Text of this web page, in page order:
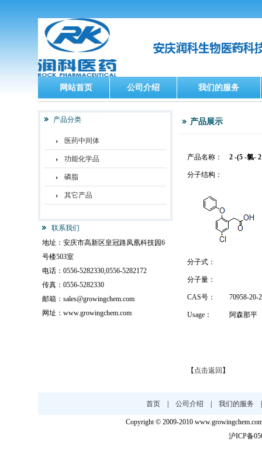
网站首页 公司介绍 我们的服务
产品分类
医药中间体
功能化学品
磷脂
其它产品
联系我们
地址：安庆市高新区皇冠路凤凰科技园6
号楼503室
电话：0556-5282330,0556-5282172
传真：0556-5282330
邮箱：sales@growingchem.com
网址：www.growingchem.com
产品展示
产品名称： 2 -(5 -氯-
分子结构：
分子式：
分子量：
CAS号： 70958-20-2
Usage： 阿森那平
【 点击返回 】
首页 公司介绍 我们的服务
Copyright © 2009-2010
沪ICP备